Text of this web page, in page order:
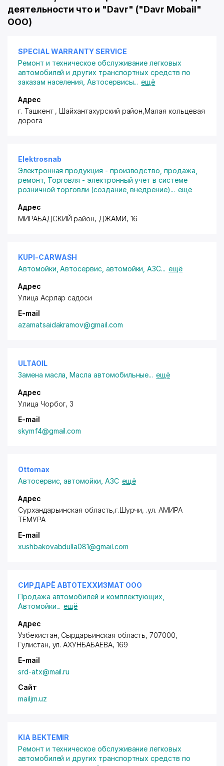
деятельности что и "Davr" ("Davr Mobail"
ООО)
SPECIAL WARRANTY SERVICE
Ремонт и техническое обслуживание легковых
автомобилей и других транспортных средств по
заказам населения ,Автосервисы... ещё
Адрес
г. Ташкент , Шайхантахурский район,Малая кольцевая
дорога
Elektrosnab
Электронная продукция - производство, продажа,
ремонт, Торговля - электронный учет в системе
розничной торговли (создание, внедрение)... ещё
Адрес
МИРАБАДСКИЙ район, ДЖАМИ, 16
KUPI-CARWASH
Автомойки ,Автосервис, автомойки, АЗС... ещё
Адрес
Улица Асрлар садоси
E-mail
azamatsaidakramov@gmail.com
ULTAOIL
Замена масла ,Масла автомобильные... ещё
Адрес
Улица Чорбог, 3
E-mail
skymf4@gmail.com
Ottomax
Автосервис, автомойки, АЗС ещё
Адрес
Сурхандарьинская область,г.Шурчи, .ул. АМИРА
ТЕМУРА
E-mail
xushbakovabdulla081@gmail.com
СИРДАРЁ АВТОТЕХХИЗМАТ ООО
Продажа автомобилей и комплектующих
Автомойки... ещё
Адрес
Узбекистан, Сырдарьинская область, 707000,
Гулистан, ул. АХУНБАБАЕВА, 169
E-mail
srd-atx@mail.ru
Сайт
mailjm.uz
KIA BEKTEMIR
Ремонт и техническое обслуживание легковых
автомобилей и других транспортных средств по